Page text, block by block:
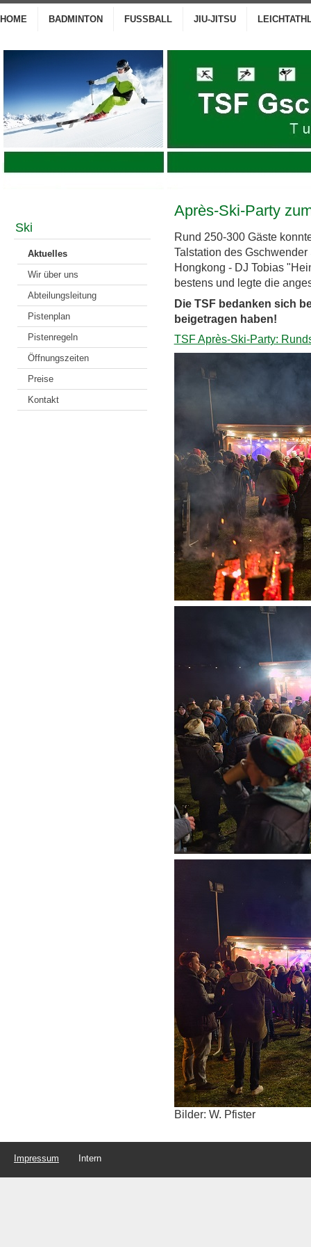
HOME BADMINTON FUSSBALL JIU-JITSU
Ski
Aktuelles
Wir über uns
Abteilungsleitung
Pistenplan
Pistenregeln
Öffnungszeiten
Preise
Kontakt
Après-Ski-Party
Rund 250-300 Gäste
Talstation des
Hongkong - DJ Tobias
bestens und legte die
Die TSF bedanken sich
beigetragen haben!
TSF Après-Ski-Party:
Bilder: W. Pfister
Impressum Intern